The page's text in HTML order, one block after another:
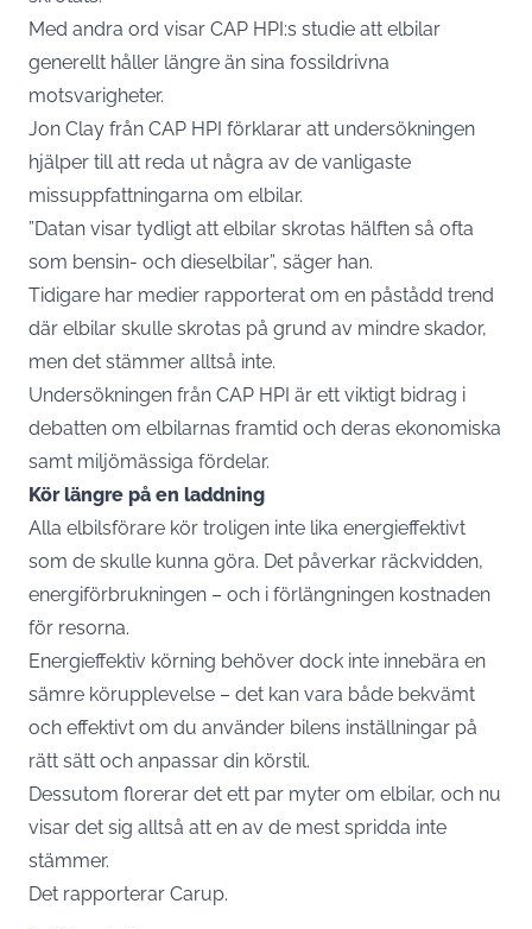
Med andra ord visar CAP HPI:s studie att elbilar
generellt håller längre än sina fossildrivna
motsvarigheter.
Jon Clay från CAP HPI förklarar att undersökningen
hjälper till att reda ut några av de vanligaste
missuppfattningarna om elbilar.
”Datan visar tydligt att elbilar skrotas hälften så ofta
som bensin- och dieselbilar”, säger han.
Tidigare har medier rapporterat om en påstådd trend
där elbilar skulle skrotas på grund av mindre skador,
men det stämmer alltså inte.
Undersökningen från CAP HPI är ett viktigt bidrag i
debatten om elbilarnas framtid och deras ekonomiska
samt miljömässiga fördelar.
Kör längre på en laddning
Alla elbilsförare kör troligen inte lika energieffektivt
som de skulle kunna göra. Det påverkar räckvidden,
energiförbrukningen – och i förlängningen kostnaden
för resorna.
Energieffektiv körning behöver dock inte innebära en
sämre körupplevelse – det kan vara både bekvämt
och effektivt om du använder bilens inställningar på
rätt sätt och anpassar din körstil.
Dessutom florerar det ett par myter om elbilar, och nu
visar det sig alltså att en av de mest spridda inte
stämmer.
Det rapporterar Carup.